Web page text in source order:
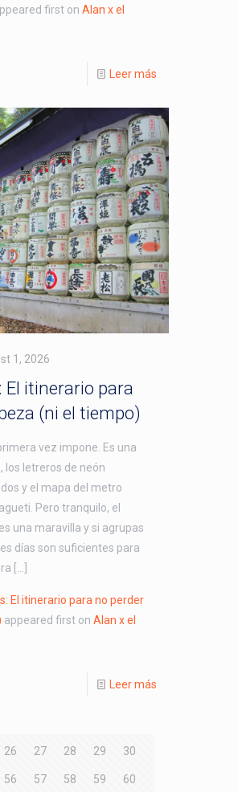
first onAlan x el
Leer más
1, 2026
El itinerario para
(ni el tiempo)
vez impone. Es una
los letreros de neón
y el mapa del metro
Pero tranquilo, el
una maravilla y si agrupas
días son suficientes para
[…]
El itinerario para no perder
appeared first onAlan x el
Leer más
26 27 28 29 30
56 57 58 59 60